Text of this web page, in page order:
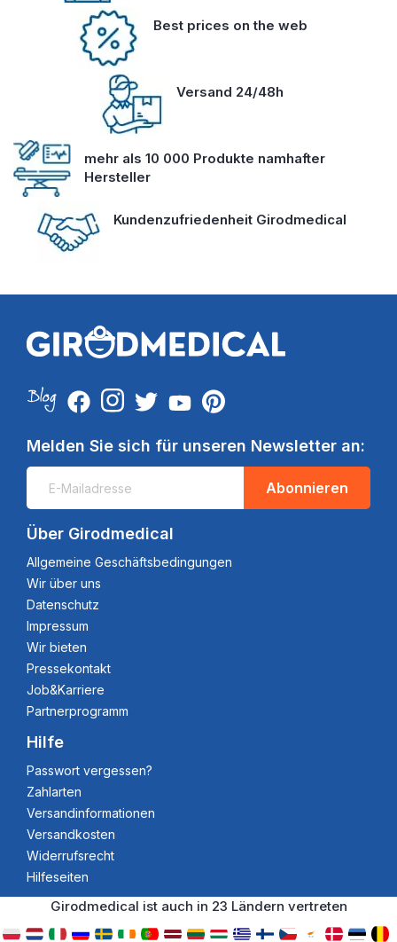
Best prices on the web
Versand 24/48h
mehr als 10 000 Produkte namhafter
Hersteller
Kundenzufriedenheit Girodmedical
Melden Sie sich für unseren Newsletter an:
Abonnieren
Über Girodmedical
Allgemeine Geschäftsbedingungen
Wir über uns
Datenschutz
Impressum
Wir bieten
Pressekontakt
Job&Karriere
Partnerprogramm
Hilfe
Passwort vergessen?
Zahlarten
Versandinformationen
Versandkosten
Widerrufsrecht
Hilfeseiten
Girodmedical ist auch in 23 Ländern vertreten